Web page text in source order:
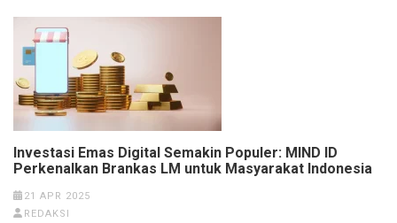
Investasi Emas Digital Semakin Populer: MIND ID
Perkenalkan Brankas LM untuk Masyarakat Indonesia
21 APR 2025
REDAKSI